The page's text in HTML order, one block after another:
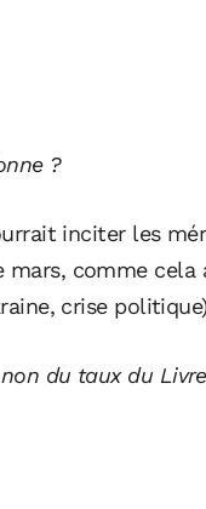
?
inciter les
comme
crise
du taux du